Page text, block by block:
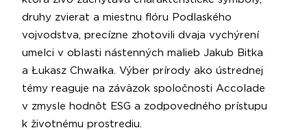
druhy zvierat a miestnu flóru Podlaského
vojvodstva, precízne zhotovili dvaja vychýrení
umelci v oblasti nástenných malieb Jakub Bitka
a Łukasz Chwałka. Výber prírody ako ústrednej
témy reaguje na záväzok spoločnosti Accolade
v zmysle hodnôt ESG a zodpovedného prístupu
k životnému prostrediu.